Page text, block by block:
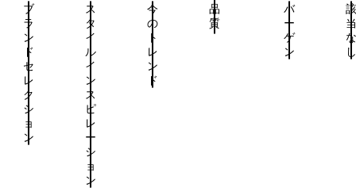
ブ
ラ
ン
ド
セ
レ
ク
シ
ョ
ン
ス
タ
イ
ル
イ
ン
ス
ピ
レ
ー
シ
ョ
ン
今
の
ト
レ
ン
ド
品
質
バ
ー
ゲ
ン
該
当
な
し